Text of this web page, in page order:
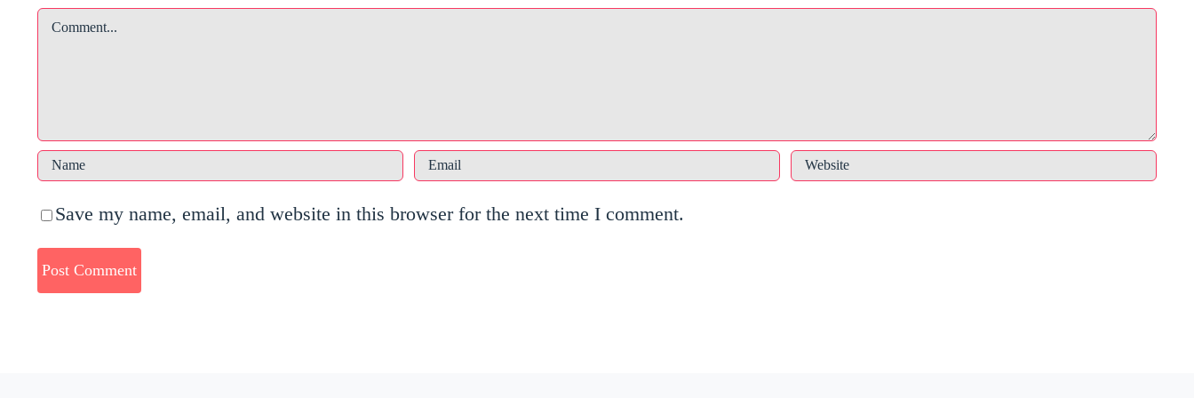
Comment
Save my name, email, and website in this browser for the next time I comment.